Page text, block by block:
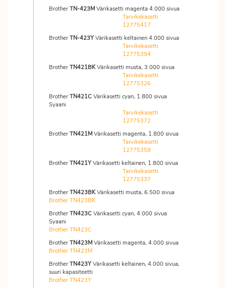
Brother TN-423M Värikasetti magenta 4.000 sivua
Tarvikekasetti
12775417
Brother TN-423Y Värikasetti keltainen 4.000 sivua
Tarvikekasetti
12775394
Brother TN421BKVärikasetti musta, 3.000 sivua
Tarvikekasetti
12775326
Brother TN421C Värikasetti cyan, 1.800 sivua
Syaani
Tarvikekasetti
12775372
Brother TN421M Värikasetti magenta, 1.800 sivua
Tarvikekasetti
12775359
Brother TN421Y Värikasetti keltainen, 1.800 sivua
Tarvikekasetti
12775337
Brother TN423BKVärikasetti musta, 6.500 sivua
Brother TN423BK
Brother TN423C Värikasetti cyan, 4.000 sivua
Syaani
Brother TN423C
Brother TN423M Värikasetti magenta, 4.000 sivua
Brother TN423M
Brother TN423Y Värikasetti keltainen, 4.000 sivua,
suuri kapasiteetti
Brother TN423Y